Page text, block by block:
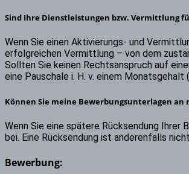
Sind Ihre Dienstleistungen bzw. Vermittlung
Wenn Sie einen Aktivierungs- und
erfolgreichen Vermittlung – von dem
Sollten Sie keinen Rechtsanspruch auf
eine Pauschale i. H. v. einem
Können Sie meine Bewerbungsunterlagen an
Wenn Sie eine spätere Rücksendung Ihrer
bei. Eine Rücksendung ist anderenfalls
Bewerbung: